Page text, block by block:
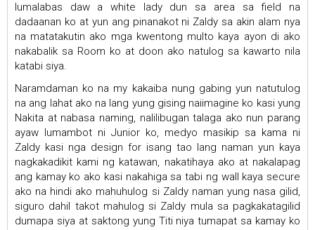
lumalabas daw a white lady dun sa area sa field na
dadaanan ko at yun ang pinanakot ni Zaldy sa akin alam nya
na matatakutin ako mga kwentong multo kaya ayon di ako
nakabalik sa Room ko at doon ako natulog sa kawarto nila
katabi siya.
Naramdaman ko na my kakaiba nung gabing yun natutulog
na ang lahat ako na lang yung gising naiimagine ko kasi yung
Nakita at nabasa naming, nalilibugan talaga ako nun parang
ayaw lumambot ni Junior ko, medyo masikip sa kama ni
Zaldy kasi nga design for isang tao lang naman yun kaya
nagkakadikit kami ng katawan, nakatihaya ako at nakalapag
ang kamay ko ako kasi nakahiga sa tabi ng wall kaya secure
ako na hindi ako mahuhulog si Zaldy naman yung nasa gilid,
siguro dahil takot mahulog si Zaldy mula sa pagkakatagilid
dumapa siya at saktong yung Titi niya tumapat sa kamay ko